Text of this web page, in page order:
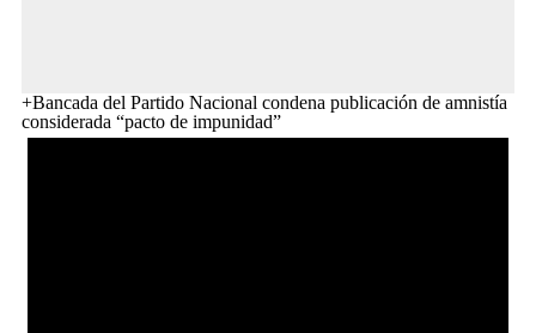
+Bancada del Partido Nacional condena publicación de amnistía
considerada “pacto de impunidad”